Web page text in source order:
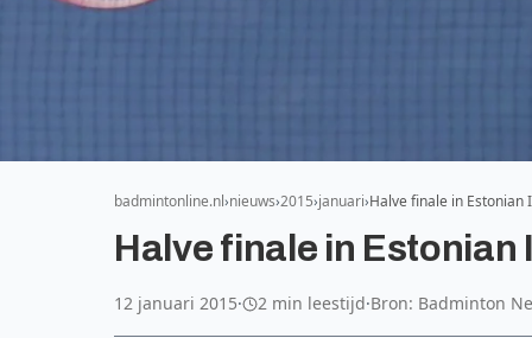
badmintonline.nl nieuws 2015 januari Halve finale in
Halve finale in
12 januari 2015· 2 min leestijd·Bron: Badminton